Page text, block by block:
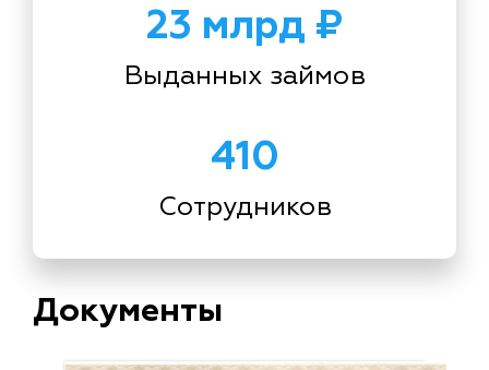
23 млрд ₽
Выданных займов
410
Сотрудников
Документы